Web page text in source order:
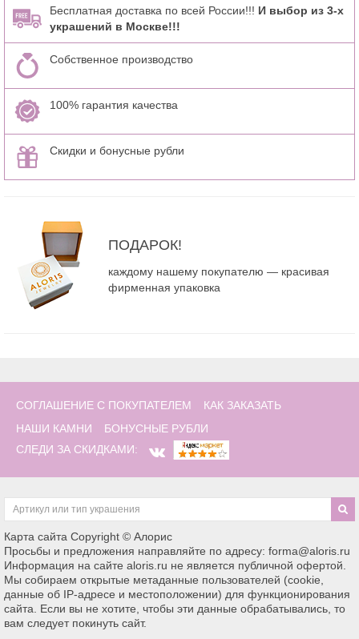
Бесплатная доставка по всей России!!! И выбор из 3-х
украшений в Москве!!!
Собственное производство
100% гарантия качества
Скидки и бонусные рубли
ПОДАРОК!
каждому нашему покупателю — красивая
фирменная упаковка
СОГЛАШЕНИЕ С ПОКУПАТЕЛЕМ
КАК ЗАКАЗАТЬ
НАШИ КАМНИ
БОНУСНЫЕ РУБЛИ
СЛЕДИ ЗА СКИДКАМИ:
Карта сайта Copyright © Алорис
Просьбы и предложения направляйте по адресу: forma@aloris.ru
Информация на сайте aloris.ru не является публичной офертой.
Мы собираем открытые метаданные пользователей (cookie,
данные об IP-адресе и местоположении) для функционирования
сайта. Если вы не хотите, чтобы эти данные обрабатывались, то
вам следует покинуть сайт.